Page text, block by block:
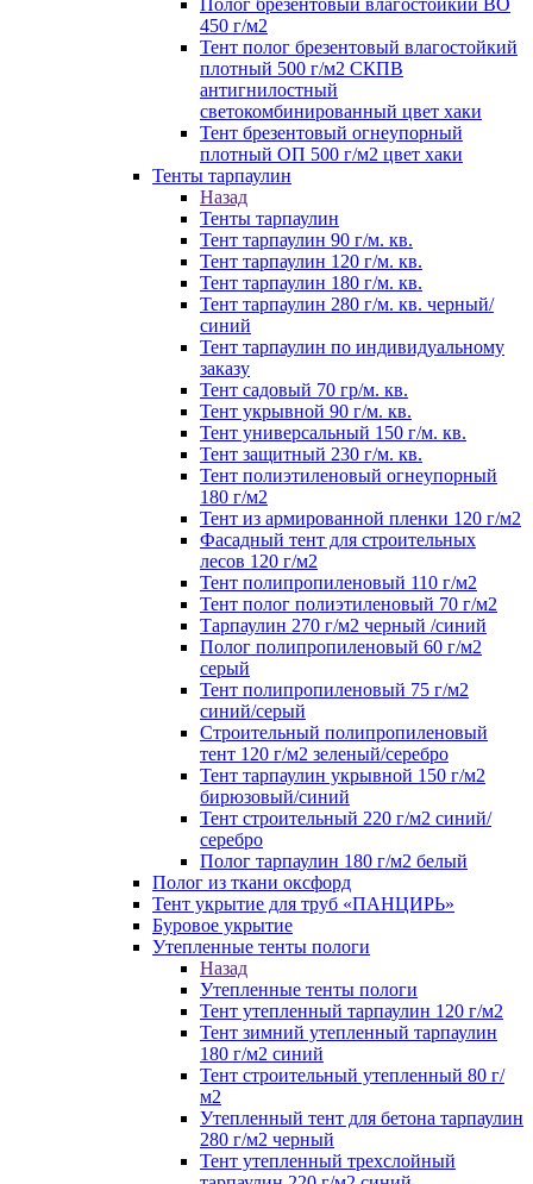
Полог брезентовый влагостойкий ВО
450 г/м2
Тент полог брезентовый влагостойкий
плотный 500 г/м2 СКПВ
антигнилостный
светокомбинированный цвет хаки
Тент брезентовый огнеупорный
плотный ОП 500 г/м2 цвет хаки
Тенты тарпаулин
Назад
Тенты тарпаулин
Тент тарпаулин 90 г/м. кв.
Тент тарпаулин 120 г/м. кв.
Тент тарпаулин 180 г/м. кв.
Тент тарпаулин 280 г/м. кв. черный/
синий
Тент тарпаулин по индивидуальному
заказу
Тент садовый 70 гр/м. кв.
Тент укрывной 90 г/м. кв.
Тент универсальный 150 г/м. кв.
Тент защитный 230 г/м. кв.
Тент полиэтиленовый огнеупорный
180 г/м2
Тент из армированной пленки 120 г/м2
Фасадный тент для строительных
лесов 120 г/м2
Тент полипропиленовый 110 г/м2
Тент полог полиэтиленовый 70 г/м2
Тарпаулин 270 г/м2 черный /синий
Полог полипропиленовый 60 г/м2
серый
Тент полипропиленовый 75 г/м2
синий/серый
Строительный полипропиленовый
тент 120 г/м2 зеленый/серебро
Тент тарпаулин укрывной 150 г/м2
бирюзовый/синий
Тент строительный 220 г/м2 синий/
серебро
Полог тарпаулин 180 г/м2 белый
Полог из ткани оксфорд
Тент укрытие для труб «ПАНЦИРЬ»
Буровое укрытие
Утепленные тенты пологи
Назад
Утепленные тенты пологи
Тент утепленный тарпаулин 120 г/м2
Тент зимний утепленный тарпаулин
180 г/м2 синий
Тент строительный утепленный 80 г/
м2
Утепленный тент для бетона тарпаулин
280 г/м2 черный
Тент утепленный трехслойный